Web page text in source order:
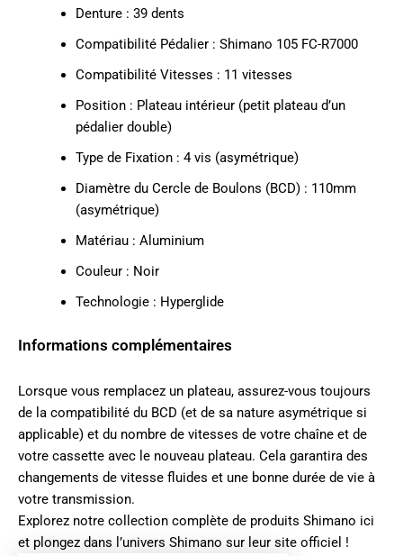
Denture : 39 dents
Compatibilité Pédalier : Shimano 105 FC-R7000
Compatibilité Vitesses : 11 vitesses
Position : Plateau intérieur (petit plateau d’un
pédalier double)
Type de Fixation : 4 vis (asymétrique)
Diamètre du Cercle de Boulons (BCD) : 110mm
(asymétrique)
Matériau : Aluminium
Couleur : Noir
Technologie : Hyperglide
Informations complémentaires
Lorsque vous remplacez un plateau, assurez-vous toujours
de la compatibilité du BCD (et de sa nature asymétrique si
applicable) et du nombre de vitesses de votre chaîne et de
votre cassette avec le nouveau plateau. Cela garantira des
changements de vitesse fluides et une bonne durée de vie à
votre transmission.
Explorez notre collection complète de produits Shimano ici
et plongez dans l’univers Shimano sur leur site officiel !